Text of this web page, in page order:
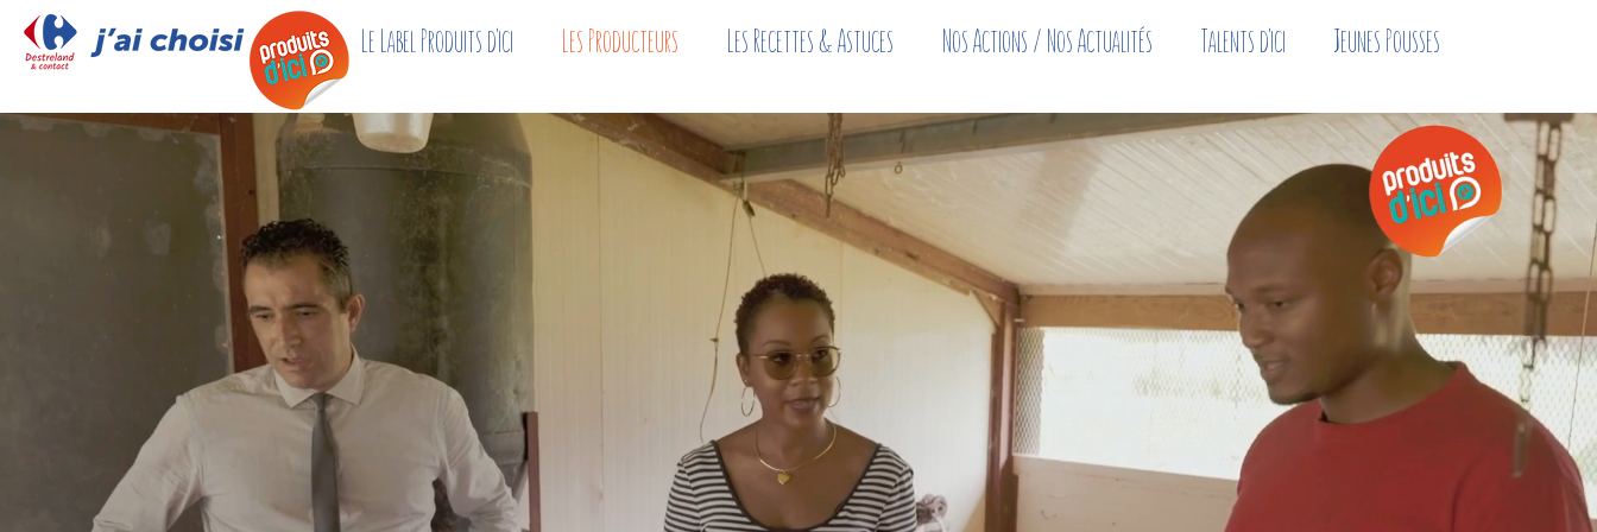
Home Le Label Produits d'ici Les Producteurs Les Recettes & Astuces Nos Actions / Nos Actualités Talents d'ici Jeunes Pousses